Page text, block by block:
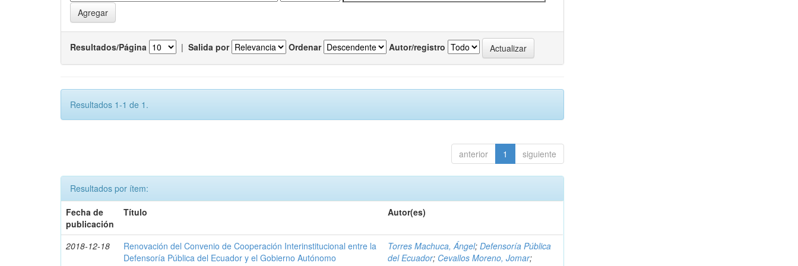
Resultados/Página | Salida por Ordenar Autor/registro
Resultados 1-1 de 1.
anterior 1 siguiente
Resultados por ítem:
Fecha de
publicación
Título Autor(es)
2018-12-18
Renovación del Convenio de Cooperación Interinstitucional entre la
Defensoría Pública del Ecuador y el Gobierno Autónomo
Torres Machuca, Ángel;Defensoría Pública
del Ecuador; Cevallos Moreno, Jomar;